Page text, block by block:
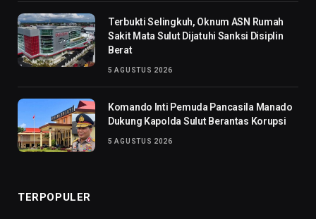
Terbukti Selingkuh, Oknum ASN Rumah
Sakit Mata Sulut Dijatuhi Sanksi Disiplin
Berat
5 AGUSTUS 2026
Komando Inti Pemuda Pancasila Manado
Dukung Kapolda Sulut Berantas Korupsi
5 AGUSTUS 2026
TERPOPULER